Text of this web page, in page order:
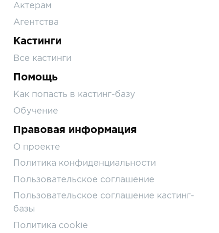
Актерам
Агентства
Кастинги
Все кастинги
Помощь
Как попасть в кастинг-базу
Обучение
Правовая информация
О проекте
Политика конфиденциальности
Пользовательское соглашение
Пользовательское соглашение кастинг-
базы
Политика cookie